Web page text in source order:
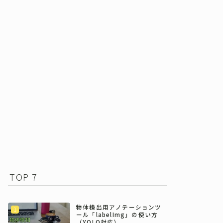
TOP 7
物体検出用アノテーションツ
ール「labelImg」の使い方